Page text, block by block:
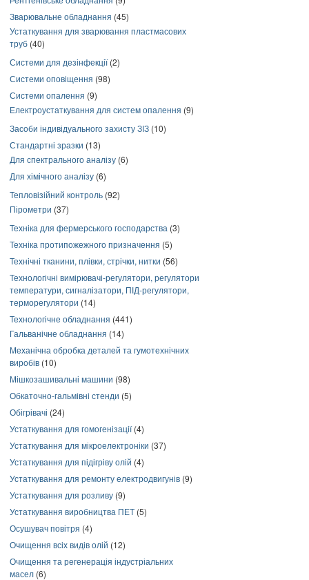
Зварювальне обладнання (45)
Устаткування для зварювання пластмасових
труб (40)
Системи для дезінфекції(2)
Системи оповіщення (98)
Системи опалення (9)
Електроустаткування для систем опалення (9)
Засоби індивідуального захисту ЗІЗ (10)
Стандартні зразки (13)
Для спектрального аналізу (6)
Для хімічного аналізу (6)
Тепловізійний контроль (92)
Пірометри (37)
Техніка для фермерського господарства (3)
Техніка протипожежного призначення (5)
Технічні тканини, плівки, стрічки, нитки (56)
Технологічні вимірювачі-регулятори, регулятори
температури, сигналізатори, ПІД-регулятори,
терморегулятори (14)
Технологічне обладнання (441)
Гальванічне обладнання (14)
Механічна обробка деталей та гумотехнічних
виробів (10)
Мішкозашивальні машини (98)
Обкаточно-гальмівні стенди (5)
Обігрівачі (24)
Устаткування для гомогенізації(4)
Устаткування для мікроелектроніки (37)
Устаткування для підігріву олій (4)
Устаткування для ремонту електродвигунів (9)
Устаткування для розливу (9)
Устаткування виробництва ПЕТ (5)
Осушувач повітря (4)
Очищення всіх видів олій (12)
Очищення та регенерація індустріальних
масел (6)